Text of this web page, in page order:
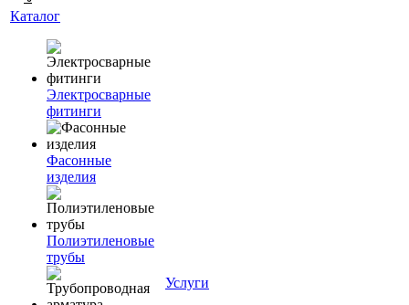
Каталог
Электросварные
фитинги
Фасонные
изделия
Полиэтиленовые
трубы
Услуги